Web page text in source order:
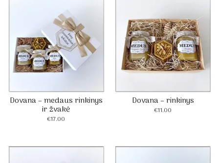
Dovana – medaus rinkinys
ir žvakė
€17.00
Dovana – rinkinys
€11.00